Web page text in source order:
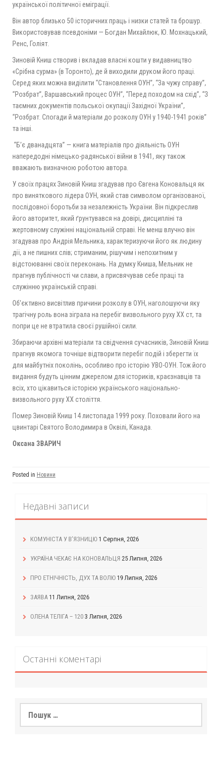
української політичної еміграції.
Він автор близько 50 історичних праць і низки статей та брошур.
Використовував псевдоніми — Богдан Михайлюк, Ю. Мохнацький,
Ренс, Голіят.
Зиновій Книш створив і вкладав власні кошти у видавництво
«Срібна сурма» (в Торонто), де й виходили друком його праці.
Серед яких можна виділити “Становлення ОУН”, “За чужу справу”,
“Розбрат”, Варшавський процес ОУН”, “Перед походом на схід”, “З
таємних документів польської окупації Західної України”,
“Розбрат. Спогади й матеріали до розколу ОУН у 1940-1941 років”
та інші.
“Б’є дванадцята” — книга матеріалів про діяльність ОУН
напередодні німецько-радянської війни в 1941, яку також
вважають визначною роботою автора.
У своїх працях Зиновій Книш згадував про Євгена Коновальця як
про виняткового лідера ОУН, який став символом організованої,
послідовної боротьби за незалежність України. Він підкреслив
його авторитет, який ґрунтувався на довірі, дисципліні та
жертовному служінні національній справі. Не менш влучно він
згадував про Андрія Мельника, характеризуючи його як людину
дії, а не пишних слів; стриманим, рішучим і непохитним у
відстоюванні своїх переконань. На думку Книша, Мельник не
прагнув публічності чи слави, а присвячував себе праці та
служінню українській справі.
Об’єктивно висвітлив причини розколу в ОУН, наголошуючи яку
трагічну роль вона зіграла на перебіг визвольного руху ХХ ст, та
попри це не втратила своєї рушійної сили.
Збираючи архівні матеріали та свідчення сучасників, Зиновій Книш
прагнув якомога точніше відтворити перебіг подій і зберегти їх
для майбутніх поколінь, особливо про історію УВО-ОУН. Тож його
видання будуть цінним джерелом для істориків, краєзнавців та
всіх, хто цікавиться історією українського національно-
визвольного руху ХХ століття.
Помер Зиновій Книш 14 листопада 1999 року. Поховали його на
цвинтарі Святого Володимира в Оквілі, Канада.
Оксана ЗВАРИЧ
Posted in Новини
Недавні записи
КОМУНІСТА У В’ЯЗНИЦЮ 1 Серпня, 2026
УКРАЇНА ЧЕКАЄ НА КОНОВАЛЬЦЯ 25 Липня, 2026
ПРО ЕТНІЧНІСТЬ, ДУХ ТА ВОЛЮ 19 Липня, 2026
ЗАЯВА 11 Липня, 2026
ОЛЕНА ТЕЛІГА – 120 3 Липня, 2026
Останні коментарі